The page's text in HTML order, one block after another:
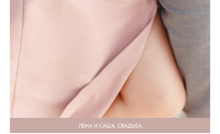
ЛЕНА И САША. СВАДЬБА